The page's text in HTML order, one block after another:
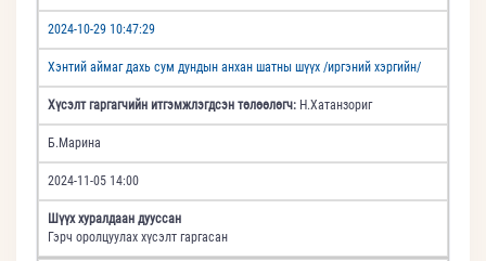
2024-10-29 10:47:29
Хэнтий аймаг дахь сум дундын анхан шатны шүүх /иргэний хэргийн/
Хүсэлт гаргагчийн итгэмжлэгдсэн төлөөлөгч: Н.Хатанзориг
Б.Марина
2024-11-05 14:00
Шүүх хуралдаан дууссан
Гэрч оролцуулах хүсэлт гаргасан